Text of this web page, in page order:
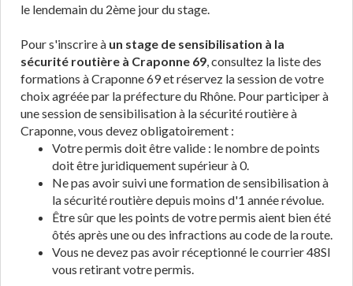
le lendemain du 2ème jour du stage.
Pour s'inscrire à un stage de sensibilisation à la
sécurité routière à Craponne 69, consultez la liste des
formations à Craponne 69 et réservez la session de votre
choix agréée par la préfecture du Rhône. Pour participer à
une session de sensibilisation à la sécurité routière à
Craponne, vous devez obligatoirement :
Votre permis doit être valide : le nombre de points
doit être juridiquement supérieur à 0.
Ne pas avoir suivi une formation de sensibilisation à
la sécurité routière depuis moins d'1 année révolue.
Être sûr que les points de votre permis aient bien été
ôtés après une ou des infractions au code de la route.
Vous ne devez pas avoir réceptionné le courrier 48SI
vous retirant votre permis.